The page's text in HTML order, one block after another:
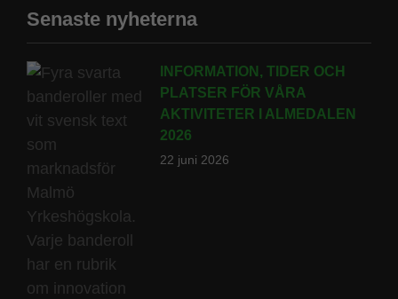
Senaste nyheterna
INFORMATION, TIDER OCH
PLATSER FÖR VÅRA
AKTIVITETER I ALMEDALEN
2026
22 juni 2026